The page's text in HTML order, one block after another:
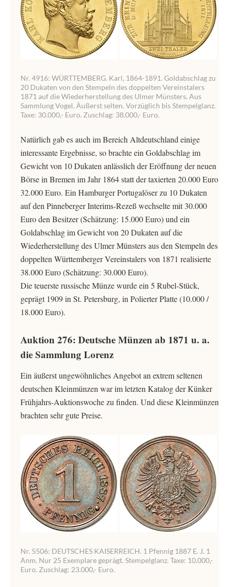
Nr. 4916: WÜRTTEMBERG. Karl, 1864-1891. Goldabschlag zu
20 Dukaten von den Stempeln des doppelten Vereinstalers
1871 auf die Wiederherstellung des Ulmer Münsters. Aus
Sammlung Vogel. Äußerst selten. Vorzüglich bis Stempelglanz.
Taxe: 30.000,- Euro. Zuschlag: 38.000,- Euro.
Natürlich gab es auch im Bereich Altdeutschland einige
interessante Ergebnisse, so brachte ein Goldabschlag im
Gewicht von 10 Dukaten anlässlich der Eröffnung der neuen
Börse in Bremen im Jahr 1864 statt der taxierten 20.000 Euro
32.000 Euro. Ein Hamburger Portugalöser zu 10 Dukaten
auf den Pinneberger Interims-Rezeß wechselte mit 30.000
Euro den Besitzer (Schätzung: 15.000 Euro) und ein
Goldabschlag im Gewicht von 20 Dukaten auf die
Wiederherstellung des Ulmer Münsters aus den Stempeln des
doppelten Württemberger Vereinstalers von 1871 realisierte
38.000 Euro (Schätzung: 30.000 Euro).
Die teuerste russische Münze wurde ein 5 Rubel-Stück,
geprägt 1909 in St. Petersburg, in Polierter Platte (10.000 /
18.000 Euro).
Auktion 276: Deutsche Münzen ab 1871 u. a.
die Sammlung Lorenz
Ein äußerst ungewöhnliches Angebot an extrem seltenen
deutschen Kleinmünzen war im letzten Katalog der Künker
Frühjahrs-Auktionswoche zu finden. Und diese Kleinmünzen
brachten sehr gute Preise.
Nr. 5506: DEUTSCHES KAISERREICH. 1 Pfennig 1887 E. J. 1
Anm. Nur 25 Exemplare geprägt. Stempelglanz. Taxe: 10.000,-
Euro. Zuschlag: 23.000,- Euro.